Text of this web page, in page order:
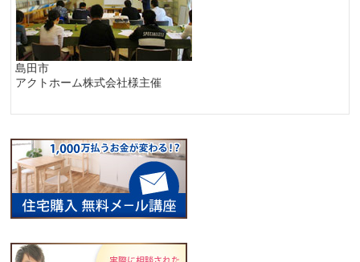
島田市
アクトホーム株式会社様主催